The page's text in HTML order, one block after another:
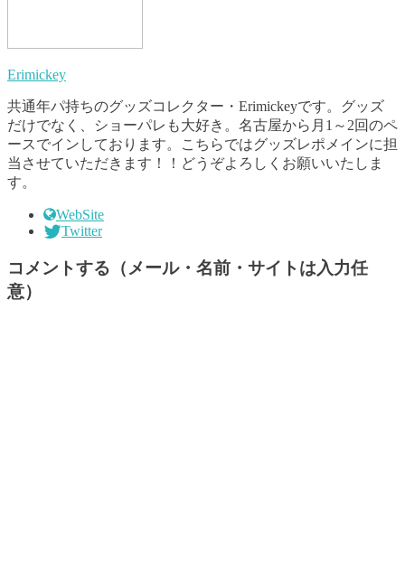
Erimickey
共通年パ持ちのグッズコレクター・Erimickeyです。グッズ
だけでなく、ショーパレも大好き。名古屋から月1～2回のペ
ースでインしております。こちらではグッズレポメインに担
当させていただきます！！どうぞよろしくお願いいたしま
す。
WebSite
Twitter
コメントする（メール・名前・サイトは入力任
意）